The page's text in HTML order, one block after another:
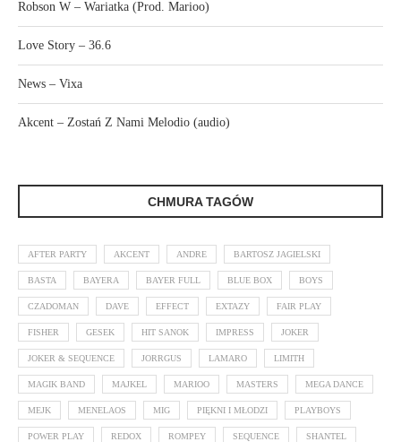
Robson W – Wariatka (Prod. Marioo)
Love Story – 36.6
News – Vixa
Akcent – Zostań Z Nami Melodio (audio)
CHMURA TAGÓW
AFTER PARTY AKCENT ANDRE BARTOSZ JAGIELSKI
BASTA BAYERA BAYER FULL BLUE BOX BOYS
CZADOMAN DAVE EFFECT EXTAZY FAIR PLAY
FISHER GESEK HIT SANOK IMPRESS JOKER
JOKER & SEQUENCE JORRGUS LAMARO LIMITH
MAGIK BAND MAJKEL MARIOO MASTERS MEGA DANCE
MEJK MENELAOS MIG PIĘKNI I MŁODZI PLAYBOYS
POWER PLAY REDOX ROMPEY SEQUENCE SHANTEL